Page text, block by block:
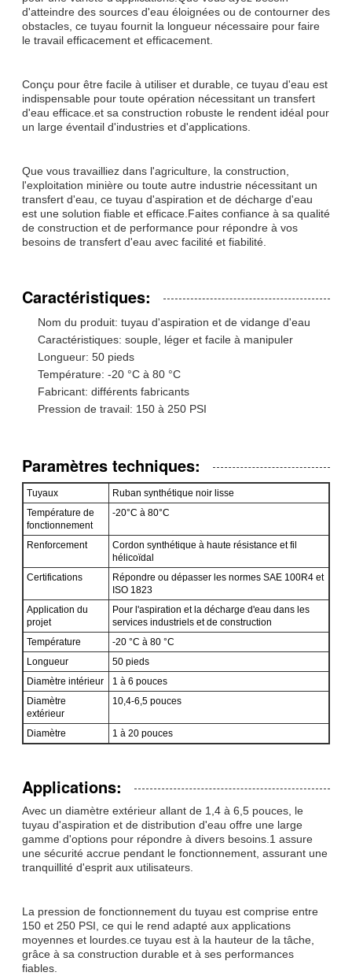
d'atteindre des sources d'eau éloignées ou de contourner des
obstacles, ce tuyau fournit la longueur nécessaire pour faire
le travail efficacement et efficacement.
Conçu pour être facile à utiliser et durable, ce tuyau d'eau est
indispensable pour toute opération nécessitant un transfert
d'eau efficace.et sa construction robuste le rendent idéal pour
un large éventail d'industries et d'applications.
Que vous travailliez dans l'agriculture, la construction,
l'exploitation minière ou toute autre industrie nécessitant un
transfert d'eau, ce tuyau d'aspiration et de décharge d'eau
est une solution fiable et efficace.Faites confiance à sa qualité
de construction et de performance pour répondre à vos
besoins de transfert d'eau avec facilité et fiabilité.
Caractéristiques:
Nom du produit: tuyau d'aspiration et de vidange d'eau
Caractéristiques: souple, léger et facile à manipuler
Longueur: 50 pieds
Température: -20 °C à 80 °C
Fabricant: différents fabricants
Pression de travail: 150 à 250 PSI
Paramètres techniques:
Tuyaux
Ruban synthétique noir lisse
Température de
fonctionnement
-20°C à 80°C
Renforcement
Cordon synthétique à haute résistance et fil
hélicoïdal
Certifications
Répondre ou dépasser les normes SAE 100R4 et
ISO 1823
Application du
projet
Pour l'aspiration et la décharge d'eau dans les
services industriels et de construction
Température
-20 °C à 80 °C
Longueur
50 pieds
Diamètre intérieur
1 à 6 pouces
Diamètre
extérieur
10,4-6,5 pouces
Diamètre 1 à 20 pouces
Applications:
Avec un diamètre extérieur allant de 1,4 à 6,5 pouces, le
tuyau d'aspiration et de distribution d'eau offre une large
gamme d'options pour répondre à divers besoins.1 assure
une sécurité accrue pendant le fonctionnement, assurant une
tranquillité d'esprit aux utilisateurs.
La pression de fonctionnement du tuyau est comprise entre
150 et 250 PSI, ce qui le rend adapté aux applications
moyennes et lourdes.ce tuyau est à la hauteur de la tâche,
grâce à sa construction durable et à ses performances
fiables.